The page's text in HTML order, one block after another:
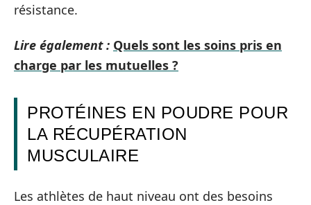
résistance.
Lire également : Quels sont les soins pris en
charge par les mutuelles ?
PROTÉINES EN POUDRE POUR
LA RÉCUPÉRATION
MUSCULAIRE
Les athlètes de haut niveau ont des besoins